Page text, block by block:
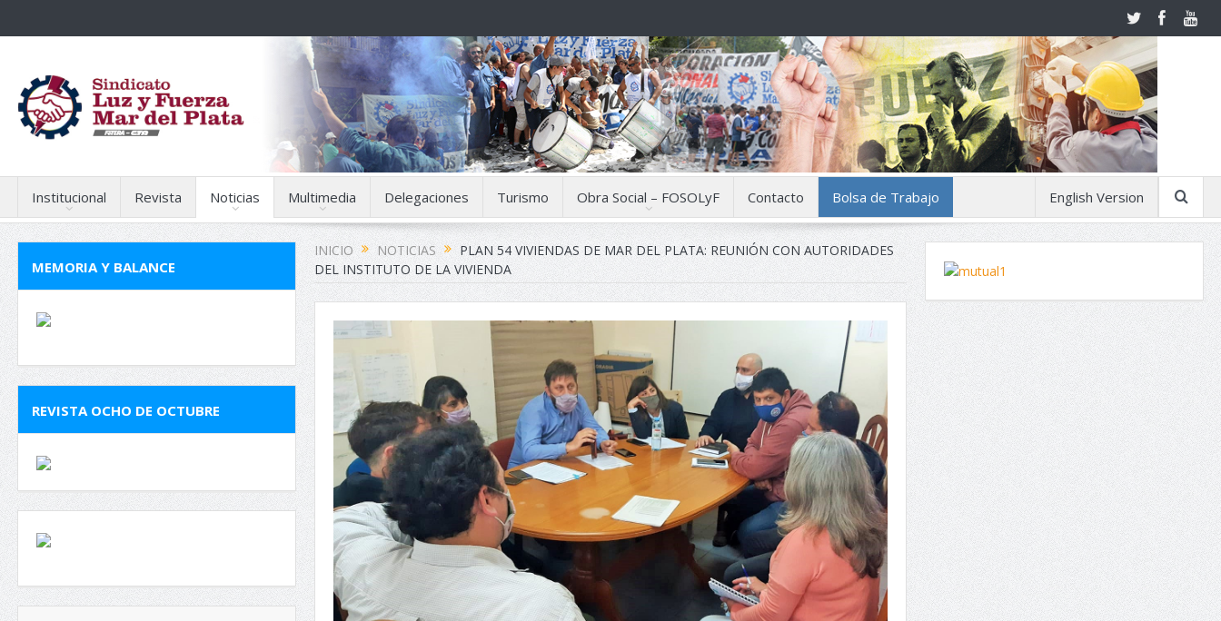
Institucional Revista Noticias Multimedia Delegaciones Turismo Obra Social – FOSOLyF Contacto Bolsa de Trabajo English Version
INICIO NOTICIAS
PLAN 54 VIVIENDAS DE MAR DEL PLATA: REUNIÓN CON AUTORIDADES
DEL INSTITUTO DE LA VIVIENDA
MEMORIA Y BALANCE
REVISTA OCHO DE OCTUBRE